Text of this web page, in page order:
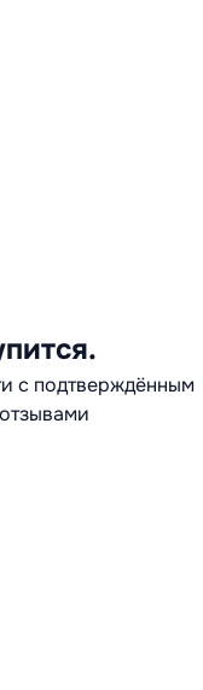
.
с подтверждённым